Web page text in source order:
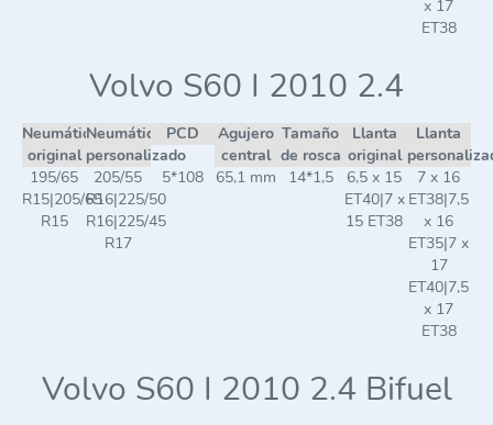
x 17
ET38
Volvo S60 I 2010 2.4
Neumático
original
Neumático
personalizado
PCD
Agujero
central
Tamaño
de rosca
Llanta
original
Llanta
195/65
R15|205/65
R15
205/55
R16|225/50
R16|225/45
R17
5*108 65,1 mm 14*1,5
6,5 x 15
ET40|7 x
15 ET38
7 x 16
ET38|7,5
x 16
ET35|7 x
17
ET40|7,5
x 17
ET38
Volvo S60 I 2010 2.4 Bifuel